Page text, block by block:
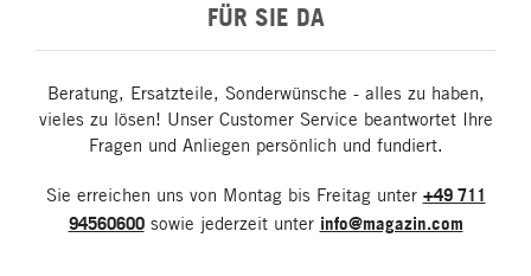
FÜR SIE DA
Beratung, Ersatzteile, Sonderwünsche - alles zu haben,
vieles zu lösen! Unser Customer Service beantwortet Ihre
Fragen und Anliegen persönlich und fundiert.
Sie erreichen uns von Montag bis Freitag unter +49 711
94560600sowie jederzeit unter info@magazin.com